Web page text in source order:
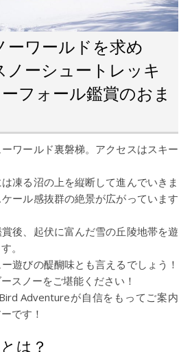
ーワールドを求め
ノーシュートレッキ
フォール鑑賞のおま
凍る沼の上を縦断して進んでいきま
ール感抜群の絶景が広がっています
後、起伏に富んだ雪の丘陵地帯を遊
。
遊びの醍醐味とも言えるでしょう！
スノーをご堪能ください！
Adventureが自信をもってご案内
です！
は？